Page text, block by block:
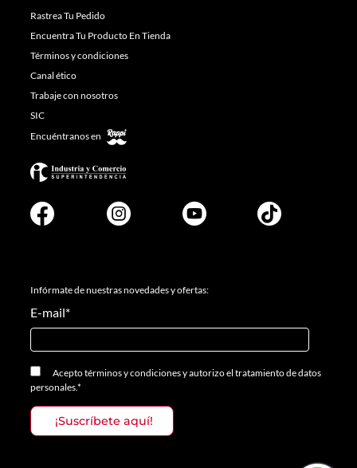
Rastrea Tu Pedido
Encuentra Tu Producto En Tienda
Términos y condiciones
Canal ético
Trabaje con nosotros
SIC
Encuéntranos en
Infórmate de nuestras novedades y ofertas:
E-mail*
Aceptotérminos y condicionesyautorizo el tratamiento de datos
personales.*